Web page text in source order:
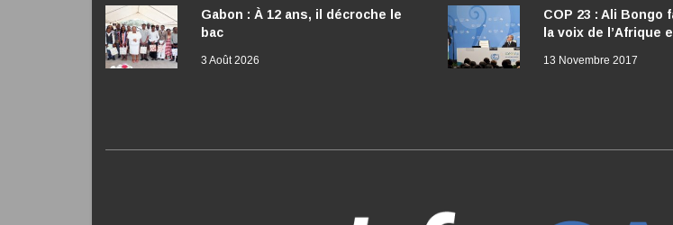
Gabon : À 12 ans, il décroche le
bac
3 Août 2026
COP 23 : Ali Bongo
la voix de l’Afrique
13 Novembre 2017